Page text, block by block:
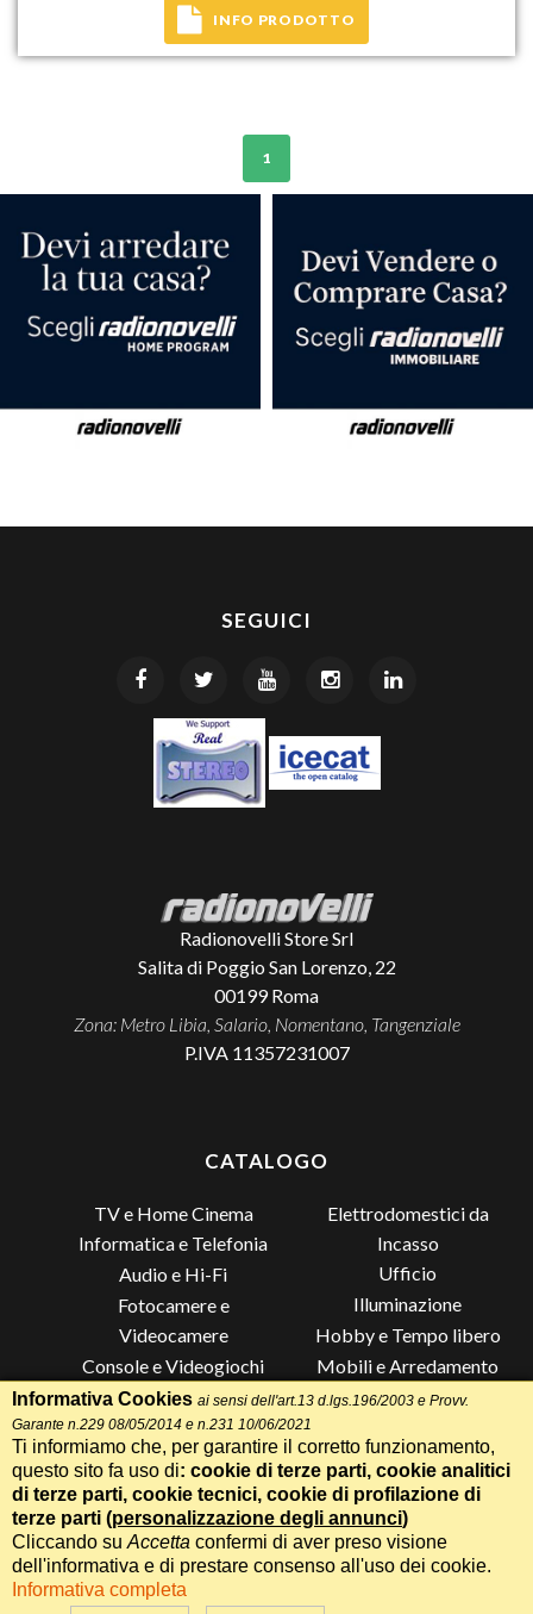
INFO PRODOTTO
1
SEGUICI
Radionovelli Store Srl
Salita di Poggio San Lorenzo, 22
00199 Roma
Zona: Metro Libia, Salario, Nomentano, Tangenziale
P.IVA 11357231007
CATALOGO
TV e Home Cinema
Informatica e Telefonia
Audio e Hi-Fi
Fotocamere e
Videocamere
Console e Videogiochi
Piccoli Elettrodomestici
Grandi Elettrodomestici e
Climatizzazione
Elettrodomestici da
Incasso
Ufficio
Illuminazione
Hobby e Tempo libero
Mobili e Arredamento
Lista di Nozze
Termini e Condizioni-Privacy Cookie
Realizzazione siti web Itala
Whatsapp Chiama
Speciale 70 Anni Radionovelli T
Informativa Cookies ai sensi dell'art.13 d.lgs.196/2003 e Provv.
Garante n.229 08/05/2014 e n.231 10/06/2021
Ti informiamo che, per garantire il corretto funzionamento,
questo sito fa uso di: cookie di terze parti, cookie analitici
di terze parti, cookie tecnici, cookie di profilazione di
terze parti (personalizzazione degli annunci)
Cliccando su Accetta confermi di aver preso visione
dell'informativa e di prestare consenso all'uso dei cookie.
Informativa completa